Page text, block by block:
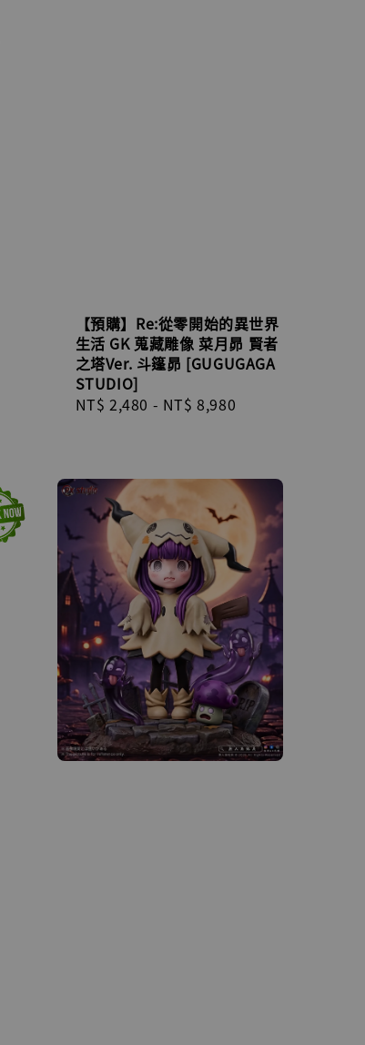
【預購】Re:從零開始的異世界
生活 GK 蒐藏雕像 菜月昴 賢者
之塔Ver. 斗篷昴 [GUGUGAGA
STUDIO]
Regular
NT$ 2,480 - NT$ 8,980